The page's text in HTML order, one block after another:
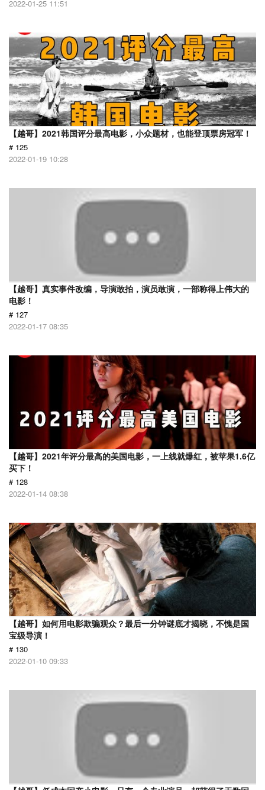
2022-01-25 11:51
【越哥】2021韩国评分最高电影，小众题材，也能登顶票房冠军！
# 125
2022-01-19 10:28
【越哥】真实事件改编，导演敢拍，演员敢演，一部称得上伟大的
电影！
# 127
2022-01-17 08:35
【越哥】2021年评分最高的美国电影，一上线就爆红，被苹果1.6亿
买下！
# 128
2022-01-14 08:38
【越哥】如何用电影欺骗观众？最后一分钟谜底才揭晓，不愧是国
宝级导演！
# 130
2022-01-10 09:33